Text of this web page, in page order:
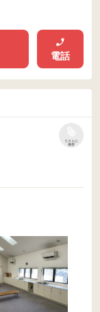
電話
リストに
保存